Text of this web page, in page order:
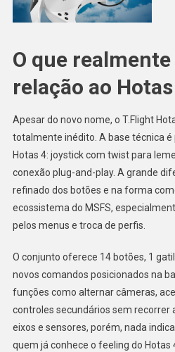
O que
relação ao
Apesar do novo nome, o T.Flight
totalmente inédito. A base técnica
Hotas 4: joystick com twist para
conexão plug-and-play. A grande
refinado dos botões e na forma
ecossistema do MSFS,
pelos menus e troca de perfis.
O conjunto oferece 14 botões, 1
novos comandos posicionados na
funções como alternar câmeras,
controles secundários sem recorrer
eixos e sensores, porém, nada
quem já conhece o feeling do Hotas